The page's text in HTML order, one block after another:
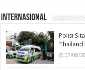
Internasional
Polisi
Thailand
07/08/